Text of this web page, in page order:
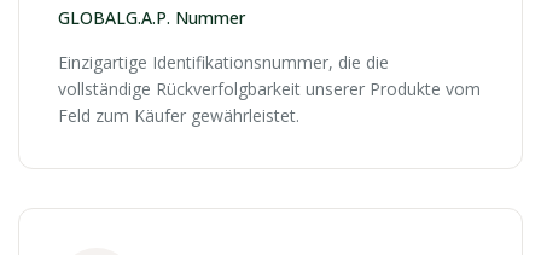
GLOBALG.A.P. Nummer
Einzigartige Identifikationsnummer, die die
vollständige Rückverfolgbarkeit unserer Produkte vom
Feld zum Käufer gewährleistet.